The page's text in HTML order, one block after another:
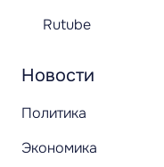
Новости
Политика
Экономика
Rutube